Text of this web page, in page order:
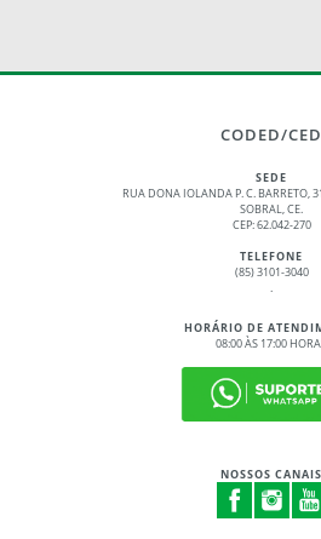
CODED/CED
SEDE
RUA DONA IOLANDA P. C. BARRETO,
SOBRAL, CE.
CEP: 62.042-270
TELEFONE
(85) 3101-3040
.
HORÁRIO DE
08:00 ÀS 17:00
NOSSOS CANAIS